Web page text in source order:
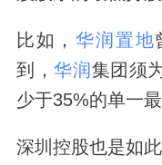
比如，华润置地
到，华润集团须
少于35%的单一最
深圳控股也是如此